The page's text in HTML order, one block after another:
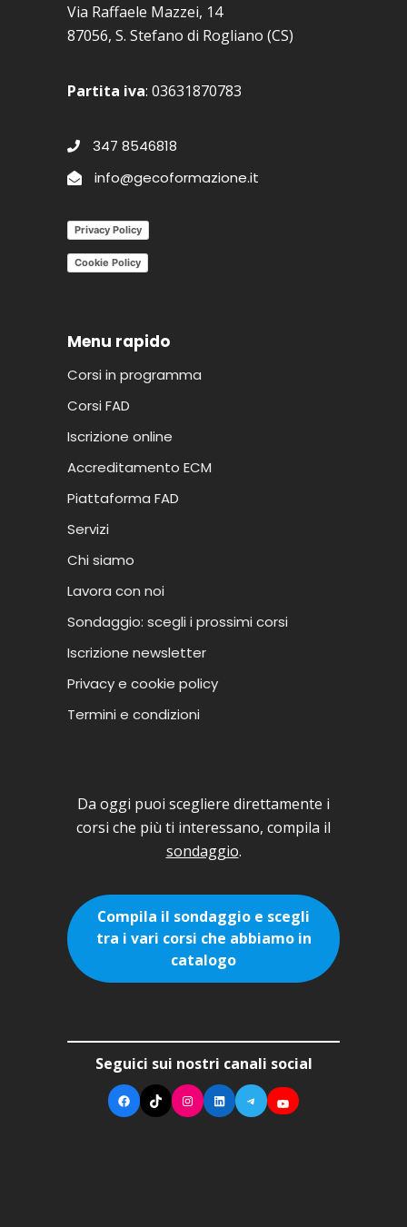
Via Raffaele Mazzei, 14
87056, S. Stefano di Rogliano (CS)
Partita iva: 03631870783
347 8546818
info@gecoformazione.it
Privacy Policy
Cookie Policy
Menu rapido
Corsi in programma
Corsi FAD
Iscrizione online
Accreditamento ECM
Piattaforma FAD
Servizi
Chi siamo
Lavora con noi
Sondaggio: scegli i prossimi corsi
Iscrizione newsletter
Privacy e cookie policy
Termini e condizioni
Da oggi puoi scegliere direttamente i
corsi che più ti interessano, compila il
sondaggio.
Compila il sondaggio e scegli
tra i vari corsi che abbiamo in
catalogo
Seguici sui nostri canali social